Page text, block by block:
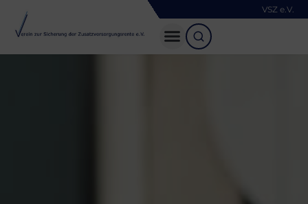
VSZ e.V.